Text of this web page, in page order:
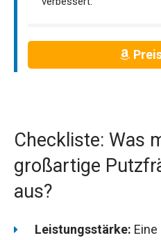
Checkliste: Was
großartige
aus?
Leistungsstärke: